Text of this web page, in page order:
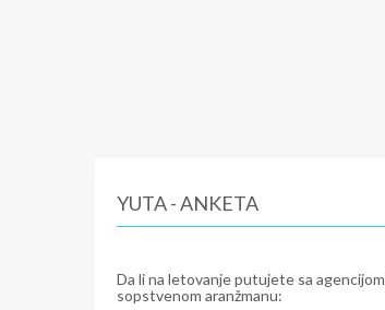
YUTA - ANKETA
Da li na letovanje putujete sa
sopstvenom aranžmanu: